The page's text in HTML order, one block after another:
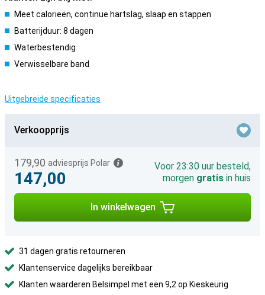
Meet calorieën, continue hartslag, slaap en stappen
Batterijduur: 8 dagen
Waterbestendig
Verwisselbare band
Uitgebreide specificaties
Verkoopprijs
179,90 adviesprijs Polar
147,00
Voor 23:30 uur besteld,
morgen gratis in huis
In winkelwagen
31 dagen gratis retourneren
Klantenservice dagelijks bereikbaar
Klanten waarderen Belsimpel met een 9,2 op Kieskeurig